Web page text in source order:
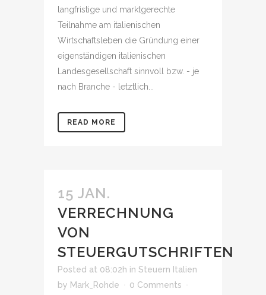
langfristige und marktgerechte
Teilnahme am italienischen
Wirtschaftsleben die Gründung einer
eigenständigen italienischen
Landesgesellschaft sinnvoll bzw. - je
nach Branche - letztlich...
READ MORE
15 JAN.
VERRECHNUNG
VON
STEUERGUTSCHRIFTEN
Posted at 08:02h in Steuern Italien
by Mark_Rohde
0 Comments